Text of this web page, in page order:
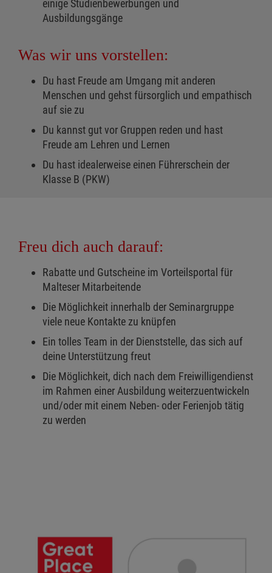
einige Studienbewerbungen und
Ausbildungsgänge
Was wir uns vorstellen:
Du hast Freude am Umgang mit anderen
Menschen und gehst fürsorglich und empathisch
auf sie zu
Du kannst gut vor Gruppen reden und hast
Freude am Lehren und Lernen
Du hast idealerweise einen Führerschein der
Klasse B (PKW)
Freu dich auch darauf:
Rabatte und Gutscheine im Vorteilsportal für
Malteser Mitarbeitende
Die Möglichkeit innerhalb der Seminargruppe
viele neue Kontakte zu knüpfen
Ein tolles Team in der Dienststelle, das sich auf
deine Unterstützung freut
Die Möglichkeit, dich nach dem Freiwilligendienst
im Rahmen einer Ausbildung weiterzuentwickeln
und/oder mit einem Neben- oder Ferienjob tätig
zu werden